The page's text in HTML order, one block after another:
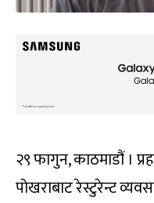
२९ फागुन, काठमाडौं ।
पोखराबाट रेस्टुरेन्ट